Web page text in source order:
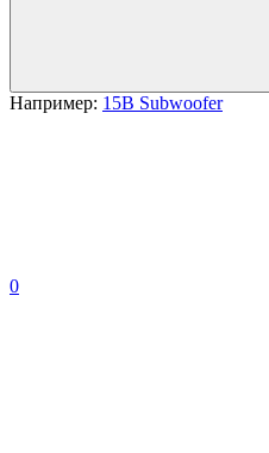
Например: 15B Subwoofer
0